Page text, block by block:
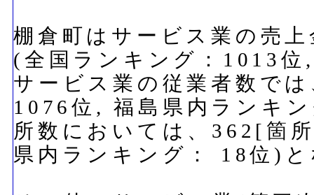
棚倉町はサービス業の売
(全国ランキング：1013
サービス業の従業者数で
1076位, 福島県内ランキ
所数においては、362[箇
県内ランキング： 18位)